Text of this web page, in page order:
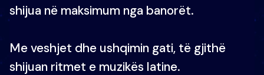
shijua në maksimum nga banorët.
Me veshjet dhe ushqimin gati, të gjithë
shijuan ritmet e muzikës latine.